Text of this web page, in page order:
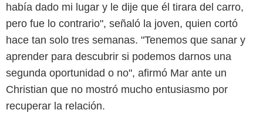
había dado mi lugar y le dije que él tirara del carro,
pero fue lo contrario", señaló la joven, quien cortó
hace tan solo tres semanas. "Tenemos que sanar y
aprender para descubrir si podemos darnos una
segunda oportunidad o no", afirmó Mar ante un
Christian que no mostró mucho entusiasmo por
recuperar la relación.